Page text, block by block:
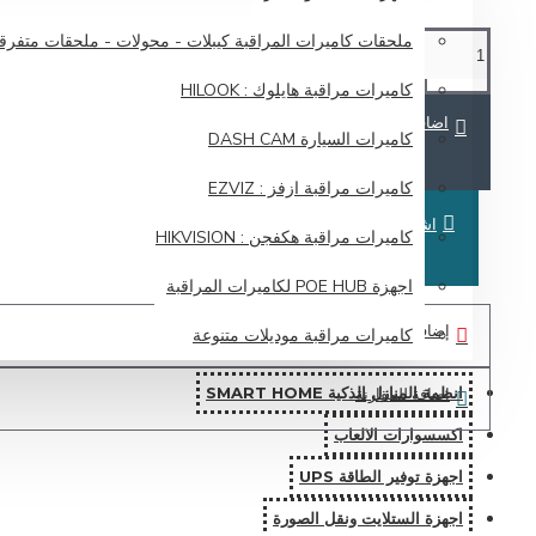
ملحقات كاميرات المراقبة كيبلات - محولات - ملحقات
كاميرات مراقبة هايلوك : HILOOK
كاميرات السيارة DASH CAM
كاميرات مراقبة ازفز : EZVIZ
كاميرات مراقبة هكفجن : HIKVISION
اجهزة POE HUB لكاميرات المراقبة
كاميرات مراقبة موديلات متنوعة
انظمة المنازل الذكية SMART HOME
اكسسوارات الالعاب
اجهزة توفير الطاقة UPS
اجهزة الستلايت ونقل الصورة
اضافة للسلة
اشتري الان
إضافة لرغباتي
اضافة للمقارنة